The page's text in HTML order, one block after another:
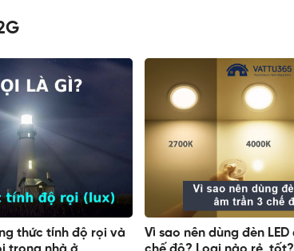
thức tính độ rọi và
Vì sao nên dùng đèn